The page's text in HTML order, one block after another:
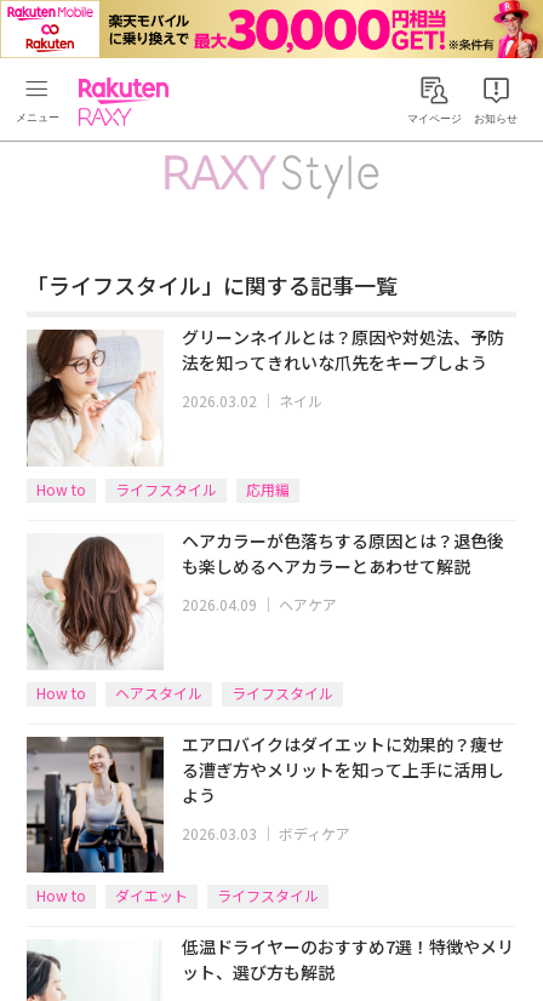
Rakuten RAXYマイページ お知らせ
「ライフスタイル」に関する記事一覧
グリーンネイルとは？原因や対処法、予防
法を知ってきれいな爪先をキープしよう
2026.03.02 ｜ ネイル
How to ライフスタイル 応用編
ヘアカラーが色落ちする原因とは？退色後
も楽しめるヘアカラーとあわせて解説
2026.04.09 ｜ ヘアケア
How to ヘアスタイル ライフスタイル
エアロバイクはダイエットに効果的？痩せ
る漕ぎ方やメリットを知って上手に活用し
よう
2026.03.03 ｜ボディケア
How to ダイエット ライフスタイル
低温ドライヤーのおすすめ7選！特徴やメリ
ット、選び方も解説